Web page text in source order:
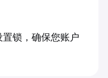
锁，确保您账户